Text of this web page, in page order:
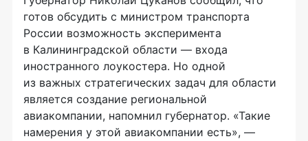
готов обсудить с министром транспорта
России возможность эксперимента
в Калининградской области — входа
иностранного лоукостера. Но одной
из важных стратегических задач для области
является создание региональной
авиакомпании, напомнил губернатор. «Такие
намерения у этой авиакомпании есть», —